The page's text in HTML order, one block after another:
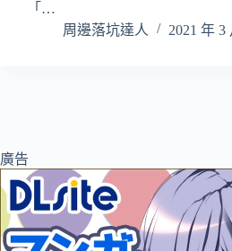
「…
周邊落坑達人
2021 年 3
廣告